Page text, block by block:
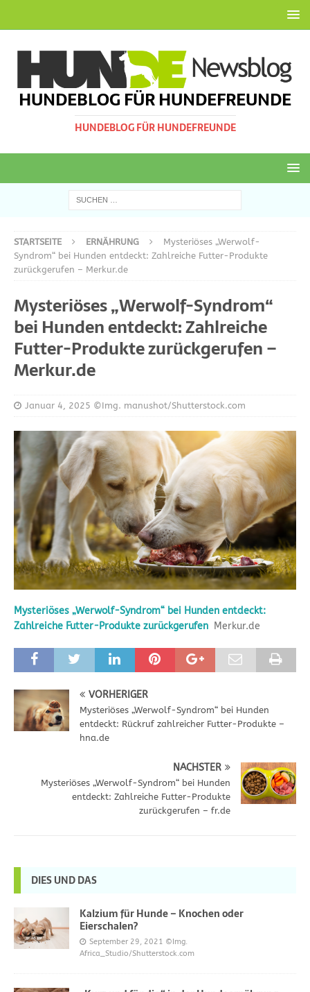
HUNDEBLOG FÜR HUNDEFREUNDE
HUNDEBLOG FÜR HUNDEFREUNDE
STARTSEITE ERNÄHRUNG
Mysteriöses „Werwolf-
Syndrom“ bei Hunden entdeckt: Zahlreiche Futter-Produkte
zurückgerufen – Merkur.de
Mysteriöses „Werwolf-Syndrom“
bei Hunden entdeckt: Zahlreiche
Futter-Produkte zurückgerufen –
Merkur.de
Januar 4, 2025 ©Img. manushot/Shutterstock.com
Mysteriöses „Werwolf-Syndrom“ bei Hunden entdeckt:
Zahlreiche Futter-Produkte zurückgerufen Merkur.de
VORHERIGER
Mysteriöses „Werwolf-Syndrom“ bei Hunden
entdeckt: Rückruf zahlreicher Futter-Produkte –
hna.de
NÄCHSTER
Mysteriöses „Werwolf-Syndrom“ bei Hunden
entdeckt: Zahlreiche Futter-Produkte
zurückgerufen – fr.de
DIES UND DAS
Kalzium für Hunde – Knochen oder
Eierschalen?
September 29, 2021 ©Img.
Africa_Studio/Shutterstock.com